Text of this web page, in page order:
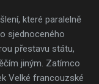
které paralelně
sjednoceného
přestavu státu,
jiným. Zatímco
Velké francouzské